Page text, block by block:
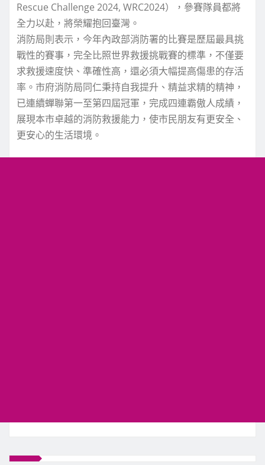
Rescue Challenge 2024, WRC2024），參賽隊員都將
全力以赴，將榮耀抱回臺灣。
消防局則表示，今年內政部消防署的比賽是歷屆最具挑
戰性的賽事，完全比照世界救援挑戰賽的標準，不僅要
求救援速度快、準確性高，還必須大幅提高傷患的存活
率。市府消防局同仁秉持自我提升、精益求精的精神，
已連續蟬聯第一至第四屆冠軍，完成四連霸傲人成績，
展現本市卓越的消防救援能力，使市民朋友有更安全、
更安心的生活環境。